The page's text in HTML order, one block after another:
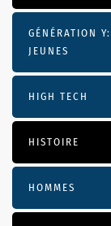
GÉNÉRATION
JEUNES
HIGH TECH
HISTOIRE
HOMMES